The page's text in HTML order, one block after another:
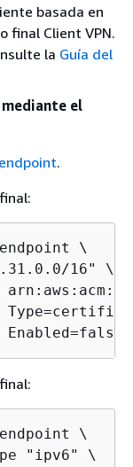
basada en
final Client VPN.
la Guía del
el
.
\
16" \
\
"ipv6" \